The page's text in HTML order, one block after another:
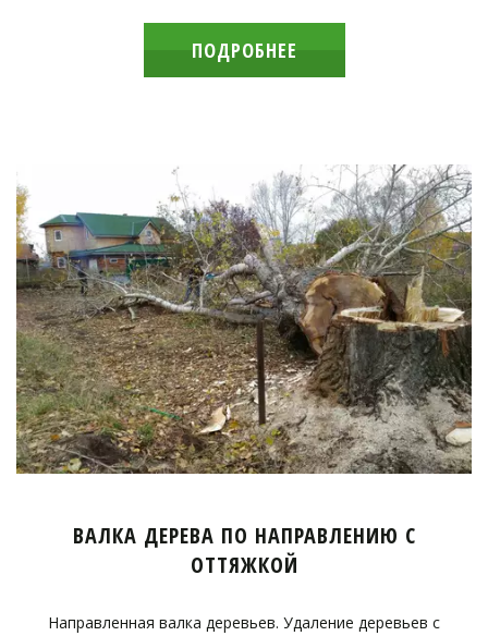
ПОДРОБНЕЕ
ВАЛКА ДЕРЕВА ПО НАПРАВЛЕНИЮ С
ОТТЯЖКОЙ
Направленная валка деревьев. Удаление деревьев с